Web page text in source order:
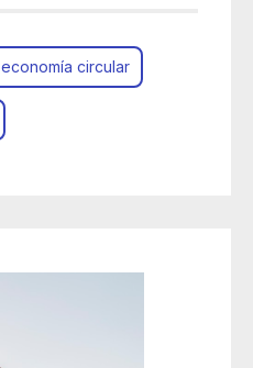
economía circular